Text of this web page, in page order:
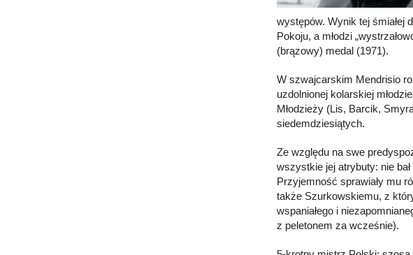
występów. Wynik tej śmiałej
Pokoju, a młodzi
(brązowy) medal (1971).
W szwajcarskim Mendrisio
uzdolnionej kolarskiej
Młodzieży (Lis, Barcik,
siedemdziesiątych.
Ze względu na swe
wszystkie jej atrybuty: nie
Przyjemność sprawiały mu
także Szurkowskiemu, z
wspaniałego i
z peletonem za wcześnie).